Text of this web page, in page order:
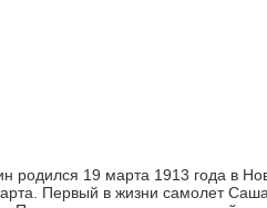
19 марта 1913 года в
Первый в жизни самолет